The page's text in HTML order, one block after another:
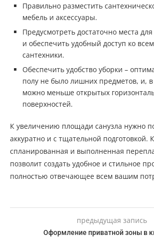
Правильно разместить
мебель и аксессуары.
Предусмотреть достаточно места
и обеспечить удобный доступ ко
сантехники.
Обеспечить удобство уборки –
полу не было лишних предметов, и,
можно меньше открытых
поверхностей.
К увеличению площади санузла нужно
аккуратно и с тщательной подготовкой.
спланированная и выполненная
позволит создать удобное и стильное
полностью отвечающее всем вашим
предыдущая запись
Оформление приватной зоны в